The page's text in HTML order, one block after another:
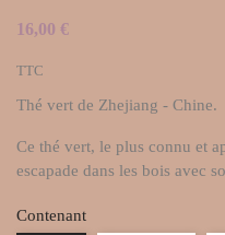
16,00 €
TTC
Thé vert de Zhejiang - Chine.
Ce thé vert, le plus connu et
escapade dans les bois avec
Contenant